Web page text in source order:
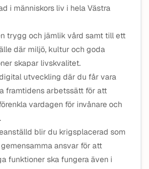
i människors liv i hela Västra
trygg och jämlik vård samt till ett
där miljö, kultur och goda
skapar livskvalitet.
utveckling där du får vara
framtidens arbetssätt för att
vardagen för invånare och
blir du krigsplacerad som
ansvar för att
funktioner ska fungera även i